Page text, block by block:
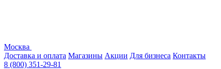
Москва
Доставка и оплата Магазины Акции Для бизнеса Контакты
8 (800) 351-29-81